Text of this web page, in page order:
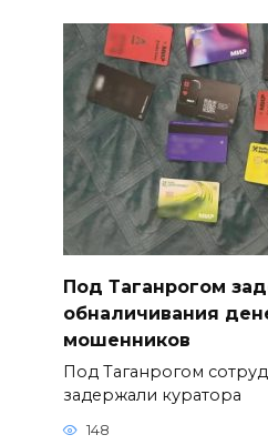
Под Таганрогом
обналичивания
мошенников
Под Таганрогом
задержали куратора
148